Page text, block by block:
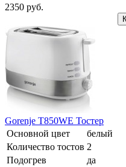
2350 pуб.
Gorenje T850WE Тостер
Основной цвет
белый
Количество тостов 2
Подогрев
да